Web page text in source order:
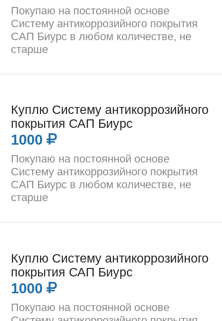
Покупаю на постоянной основе
Систему антикоррозийного покрытия
САП Биурс в любом количестве, не
старше
Куплю Систему антикоррозийного
покрытия САП Биурс
1000
Покупаю на постоянной основе
Систему антикоррозийного покрытия
САП Биурс в любом количестве, не
старше
Куплю Систему антикоррозийного
покрытия САП Биурс
1000
Покупаю на постоянной основе